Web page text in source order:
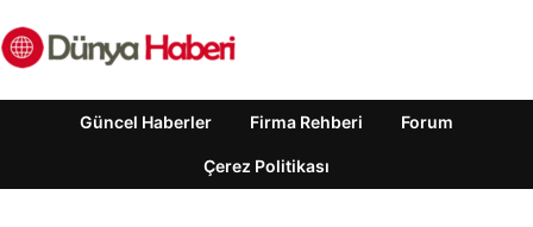
Güncel Haberler Firma Rehberi Forum
Çerez Politikası